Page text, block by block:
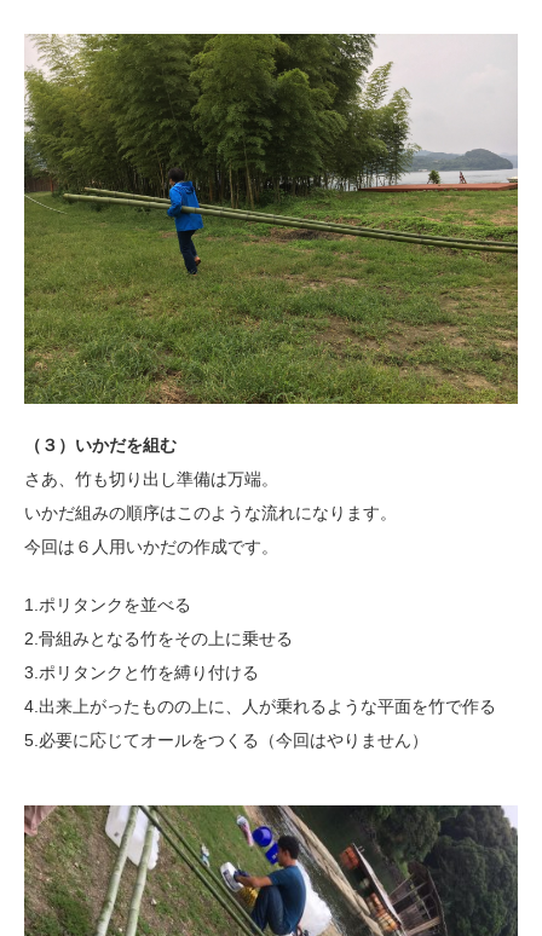
（３）いかだを組む
さあ、竹も切り出し準備は万端。
いかだ組みの順序はこのような流れになります。
今回は６人用いかだの作成です。
1.ポリタンクを並べる
2.骨組みとなる竹をその上に乗せる
3.ポリタンクと竹を縛り付ける
4.出来上がったものの上に、人が乗れるような平面を竹で作る
5.必要に応じてオールをつくる（今回はやりません）